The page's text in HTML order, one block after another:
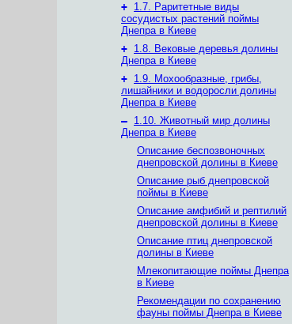
+ 1.7. Раритетные виды
сосудистых растений поймы
Днепра в Киеве
+ 1.8. Вековые деревья долины
Днепра в Киеве
+ 1.9. Мохообразные, грибы,
лишайники и водоросли долины
Днепра в Киеве
– 1.10. Животный мир долины
Днепра в Киеве
Описание беспозвоночных
днепровской долины в Киеве
Описание рыб днепровской
поймы в Киеве
Описание амфибий и рептилий
днепровской долины в Киеве
Описание птиц днепровской
долины в Киеве
Млекопитающие поймы Днепра
в Киеве
Рекомендации по сохранению
фауны поймы Днепра в Киеве